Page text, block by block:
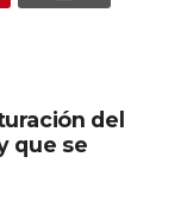
del
que se